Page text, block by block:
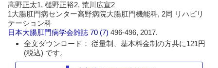
高野正太1, 槌野正裕2, 荒川広宣2
1大腸肛門病センター高野病院大腸肛門機能科, 2同 リハビリ
テーション科
日本大腸肛門病学会雑誌 70 (7)496-496, 2017.
全文ダウンロード： 従量制、基本料金制の方共に121円
(税込) です。